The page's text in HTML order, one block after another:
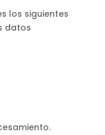
los siguientes
datos